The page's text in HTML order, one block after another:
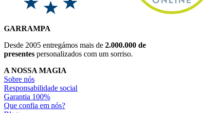
GARRAMPA
Desde 2005 entregámos mais de 2.000.000 de
presentes personalizados com um sorriso.
A NOSSA MAGIA
Sobre nós
Responsabilidade social
Garantia 100%
Que confia em nós?